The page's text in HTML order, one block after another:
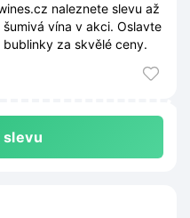
naleznete slevu až
vína v akci. Oslavte
za skvělé ceny.